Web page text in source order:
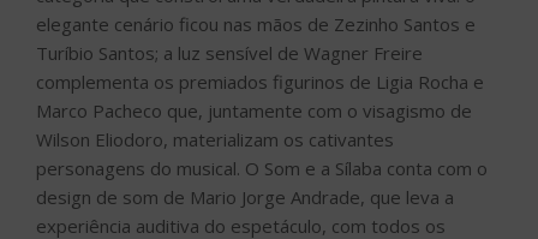
elegante cenário ficou nas mãos de Zezinho Santos e
Turíbio Santos; a luz sensível de Wagner Freire
complementa os premiados figurinos de Ligia Rocha e
Marco Pacheco que, juntamente com o visagismo de
Wilson Eliodoro, materializam os cativantes
personagens do musical. O Som e a Sílaba conta com o
design de som de Mario Jorge Andrade, que leva a
experiência auditiva do espetáculo, com todos os